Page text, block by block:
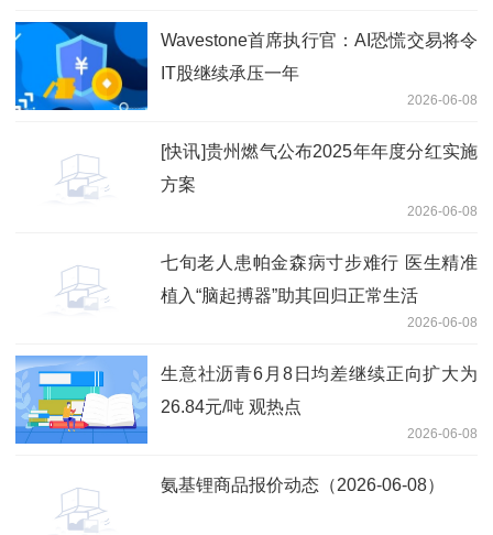
Wavestone首席执行官：AI恐慌交易将令
IT股继续承压一年
2026-06-08
[快讯]贵州燃气公布2025年年度分红实施
方案
2026-06-08
七旬老人患帕金森病寸步难行 医生精准
植入“脑起搏器”助其回归正常生活
2026-06-08
生意社沥青6月8日均差继续正向扩大为
26.84元/吨 观热点
2026-06-08
氨基锂商品报价动态（2026-06-08）